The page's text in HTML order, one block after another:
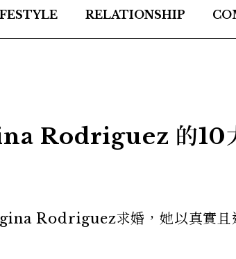
RELATIONSHIP
Rodriguez 的10
Rodriguez求婚，她以真實且